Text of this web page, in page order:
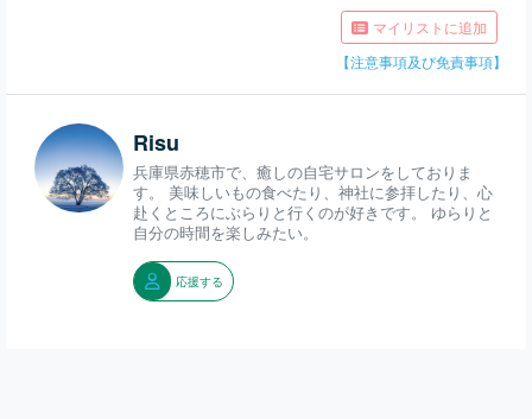
マイリストに追加
【注意事項及び免責事項】
Risu
兵庫県赤穂市で、癒しの自宅サロンをしておりま
す。 美味しいもの食べたり、神社に参拝したり、心
赴くところにぶらりと行くのが好きです。 ゆらりと
自分の時間を楽しみたい。
応援する